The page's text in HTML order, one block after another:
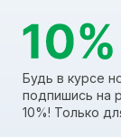
Будь в курсе
подпишись на
10%! Только